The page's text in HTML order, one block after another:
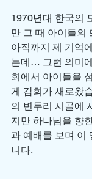
1970년대 한국의
만 그 때 아이들의
아직까지 제 기억
는데… 그런 의미
회에서 아이들을
게 감회가 새로왔
의 변두리 시골에
지만 하나님을 향
과 예배를 보며 이
니다.